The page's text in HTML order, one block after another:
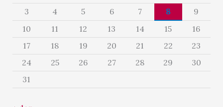
3
4 5 6 7 8
9
10
11 12 13 14 15
16
17
18 19 20 21 22
23
24
25 26 27 28 29
30
31